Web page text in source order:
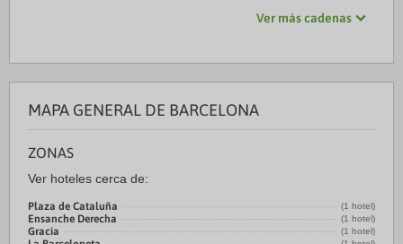
Ver más cadenas
MAPA GENERAL DE BARCELONA
ZONAS
Ver hoteles cerca de:
Plaza de Cataluña (1 hotel)
Ensanche Derecha (1 hotel)
Gracia (1 hotel)